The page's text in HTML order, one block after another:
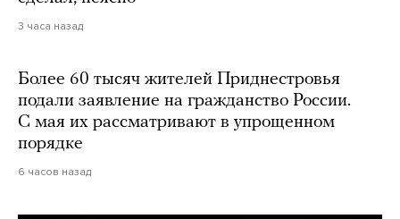
3 часа назад
Более 60 тысяч жителей Приднестровья
подали заявление на гражданство России.
С мая их рассматривают в упрощенном
порядке
6 часов назад